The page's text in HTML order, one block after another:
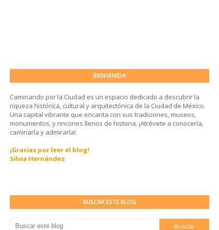
BIENVENIDA
Caminando por la Ciudad es un espacio dedicado a descubrir la
riqueza histórica, cultural y arquitectónica de la Ciudad de México.
Una capital vibrante que encanta con sus tradiciones, museos,
monumentos, y rincones llenos de historia. ¡Atrévete a conocerla,
caminarla y admirarla!.
¡Gracias por leer el blog!
Silvia Hernández
BUSCAR ESTE BLOG